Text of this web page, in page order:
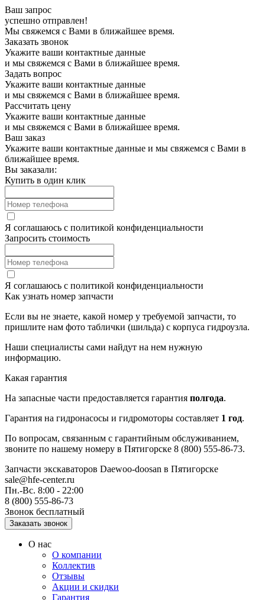
Ваш запрос
успешно отправлен!
Мы свяжемся с Вами в ближайшее время.
Заказать звонок
Укажите ваши контактные данные
и мы свяжемся с Вами в ближайшее время.
Задать вопрос
Укажите ваши контактные данные
и мы свяжемся с Вами в ближайшее время.
Рассчитать цену
Укажите ваши контактные данные
и мы свяжемся с Вами в ближайшее время.
Ваш заказ
Укажите ваши контактные данные и мы свяжемся с Вами в
ближайшее время.
Вы заказали:
Купить в один клик
Я соглашаюсь с политикой конфиденциальности
Запросить стоимость
Я соглашаюсь с политикой конфиденциальности
Как узнать номер запчасти
Если вы не знаете, какой номер у требуемой запчасти, то
пришлите нам фото таблички (шильда) с корпуса гидроузла.
Наши специалисты сами найдут на нем нужную
информацию.
Какая гарантия
На запасные части предоставляется гарантия полгода.
Гарантия на гидронасосы и гидромоторы составляет 1 год.
По вопросам, связанным с гарантийным обслуживанием,
звоните по нашему номеру в Пятигорске 8 (800) 555-86-73.
Запчасти экскаваторов Daewoo-doosan в Пятигорске
sale@hfe-center.ru
Пн.-Вс. 8:00 - 22:00
8 (800) 555-86-73
Звонок бесплатный
О нас
О компании
Коллектив
Отзывы
Акции и скидки
Гарантия